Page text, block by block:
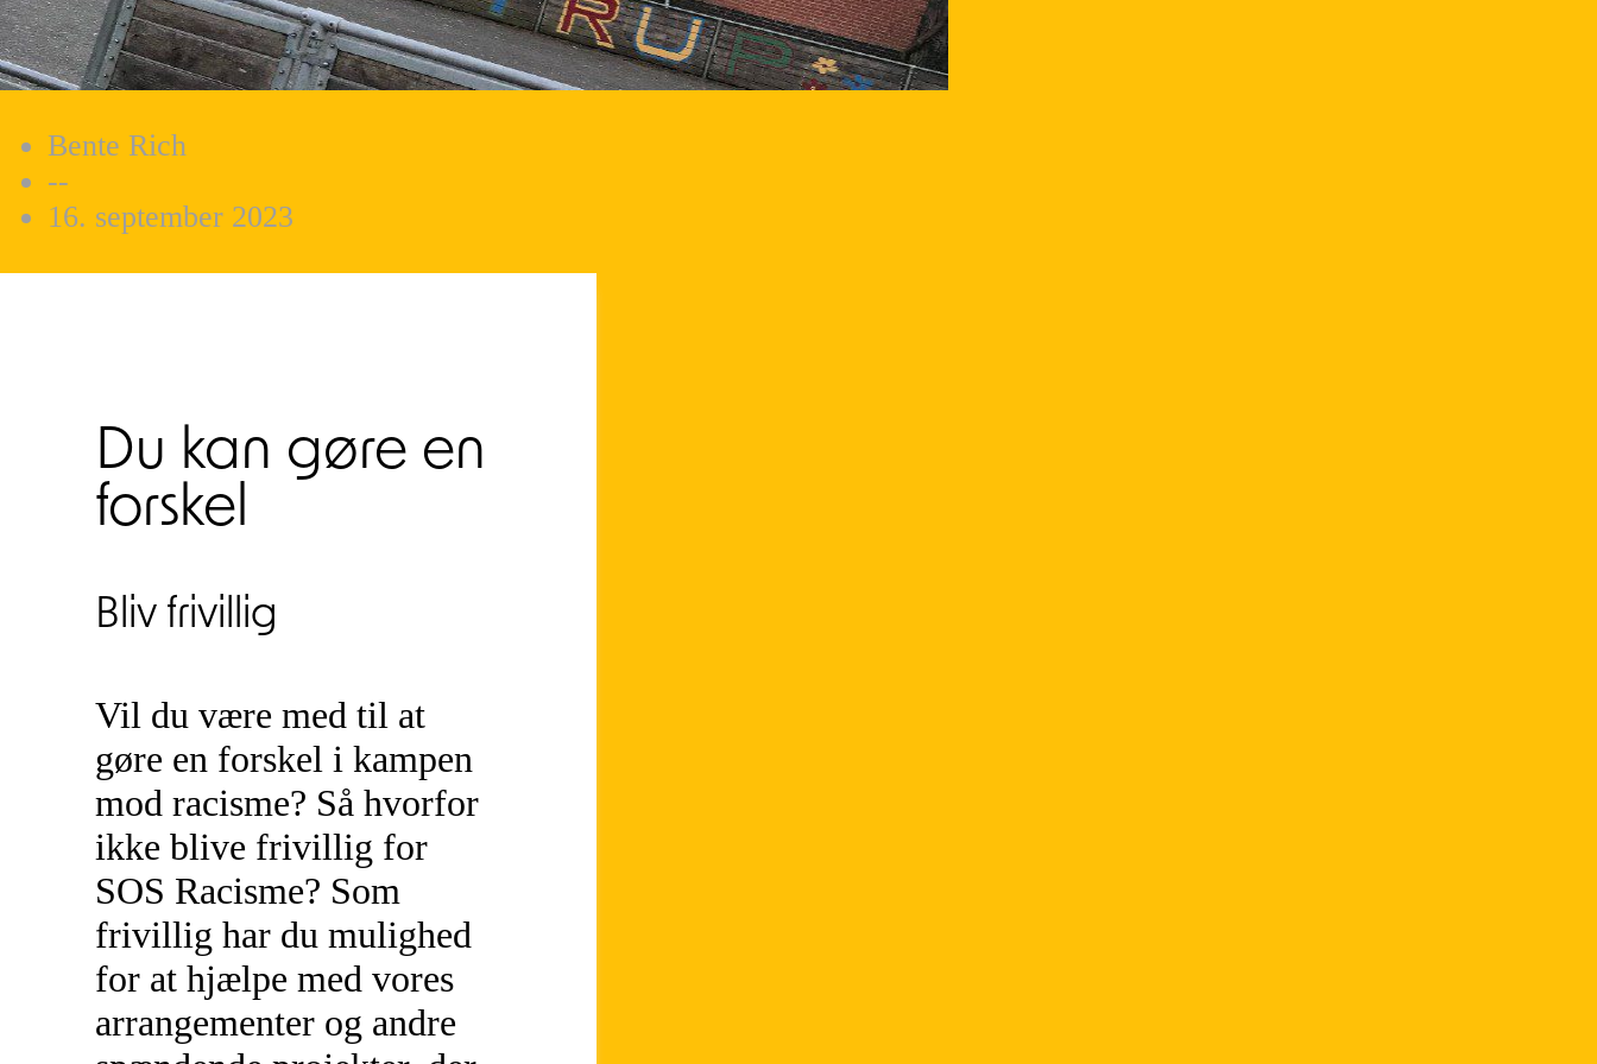
Bente Rich
--
16. september 2023
Du kan gøre en
forskel
Bliv frivillig
Vil du være med til at
gøre en forskel i kampen
mod racisme? Så hvorfor
ikke blive frivillig for
SOS Racisme? Som
frivillig har du mulighed
for at hjælpe med vores
arrangementer og andre